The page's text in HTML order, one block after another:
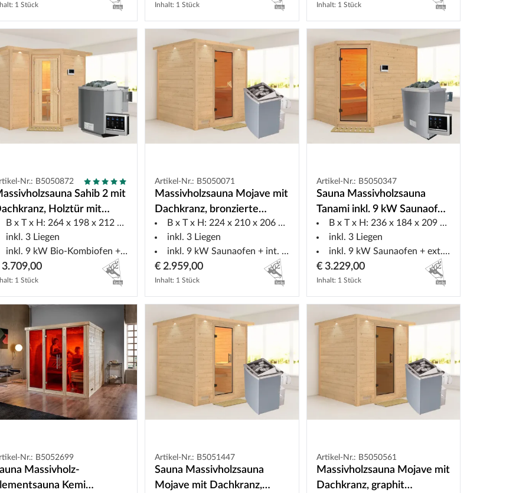
1 Stück Inhalt: 1 Stück Inhalt: 1 Stück
Nr.: B5050872
Sahib 2 mit
Holztür mit
inkl. 9 kW Bio-
ext. Steuerung
B x T x H: 264 x 198 x 212 cm
inkl. 3 Liegen
inkl. 9 kW Bio-Kombiofen + ext. Steuerung
3.709,00
1 Stück
Artikel-Nr.: B5050071
Massivholzsauna Mojave mit
Dachkranz, bronzierte
Ganzglastür, inkl. 9 kW Ofen
integr. Steuerung
B x T x H: 224 x 210 x 206 cm
inkl. 3 Liegen
inkl. 9 kW Saunaofen + int. Steuerung
€ 2.959,00
Inhalt: 1 Stück
Artikel-Nr.: B5050347
Sauna Massivholzsauna
Tanami inkl. 9 kW Saunaofen
ext. Steuerung
B x T x H: 236 x 184 x 209 cm
inkl. 3 Liegen
inkl. 9 kW Saunaofen + ext. Steuerung
€ 3.229,00
Inhalt: 1 Stück
Nr.: B5052699
Massivholz-
Kemi
Artikel-Nr.: B5051447
Sauna Massivholzsauna
Mojave mit Dachkranz,
Artikel-Nr.: B5050561
Massivholzsauna Mojave mit
Dachkranz, graphit